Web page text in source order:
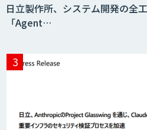
日立製作所、システム開発の全
「Agent…